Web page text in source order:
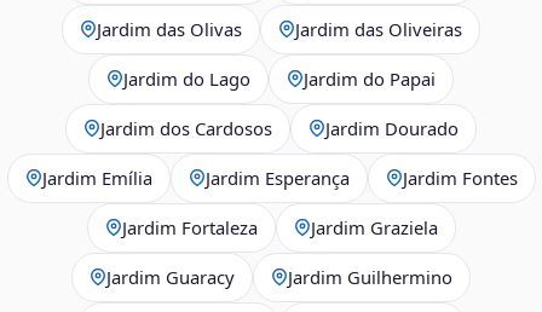
Jardim das Olivas Jardim das Oliveiras
Jardim do Lago Jardim do Papai
Jardim dos Cardosos Jardim Dourado
Jardim Emília Jardim Esperança Jardim Fontes
Jardim Fortaleza Jardim Graziela
Jardim Guaracy Jardim Guilhermino